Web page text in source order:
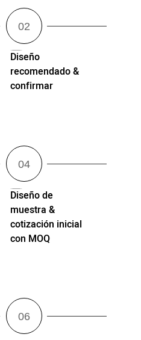
Diseño
recomendado &
confirmar
Diseño de
muestra &
cotización inicial
con MOQ